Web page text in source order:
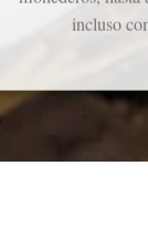
incluso